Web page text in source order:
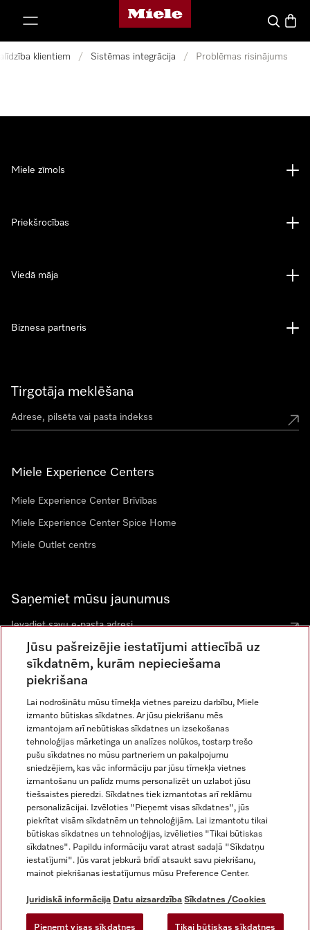
Miele mājas lapa
klientiem / Sistēmas integrācija / Problēmas risinājums
Tirgotāja meklēšana
Miele Experience Centers
Miele Experience Center Brīvības
Miele Experience Center Spice Home
Miele Outlet centrs
Saņemiet mūsu jaunumus
Miele zīmols
Priekšrocības
Viedā māja
Biznesa partneris
Juridiskā informācija
Vispārējie darījumu noteikumi
Datu aizsardzība
Lietošanas noteikumi
Miele paziņojums par pieejamību
Digitālo pakalpojumu likums
Miele vietnē Instagram
Miele vietnē Facebook
Miele vietnē Youtube
Jūsu pašreizējie iestatījumi attiecībā uz
sīkdatnēm, kurām nepieciešama
piekrišana
Lai nodrošinātu mūsu tīmekļa vietnes pareizu darbību, Miele
izmanto būtiskas sīkdatnes. Ar jūsu piekrišanu mēs
izmantojam arī nebūtiskas sīkdatnes un izsekošanas
tehnoloģijas mārketinga un analīzes nolūkos, tostarp trešo
pušu sīkdatnes no mūsu partneriem un pakalpojumu
sniedzējiem, kas vāc informāciju par jūsu tīmekļa vietnes
izmantošanu un palīdz mums personalizēt un uzlabot jūsu
tiešsaistes pieredzi. Sīkdatnes tiek izmantotas arī reklāmu
personalizācijai. Izvēloties "Pieņemt visas sīkdatnes", jūs
piekrītat visām sīkdatnēm un tehnoloģijām. Lai izmantotu tikai
būtiskas sīkdatnes un tehnoloģijas, izvēlieties "Tikai būtiskas
sīkdatnes". Papildu informāciju varat atrast sadaļā "Sīkdatņu
iestatījumi". Jūs varat jebkurā brīdī atsaukt savu piekrišanu,
mainot piekrišanas iestatījumus mūsu Preference Center.
Juridiskā informācija Datu aizsardzība Sīkdatnes /Cookies
Pieņemt visas sīkdatnes Tikai būtiskas sīkdatnes